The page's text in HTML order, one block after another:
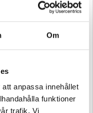
Om
anpassa innehållet
funktioner
trafik. Vi
15V/3A, 20V/5A, 28V/5A;
bärbara datorer,